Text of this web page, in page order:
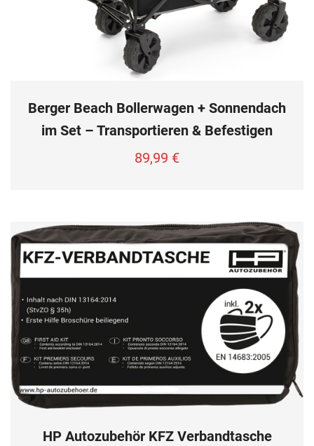
Berger Beach Bollerwagen + Sonnendach
im Set – Transportieren & Befestigen
89,99 €
HP Autozubehör KFZ Verbandtasche